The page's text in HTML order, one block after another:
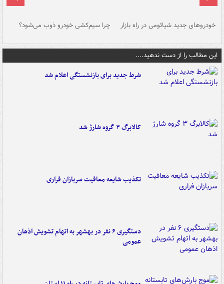
خودروهای جدید شیائومی در راه بازار چرا سیم‌کشی خودرو ذوب می‌شود؟
این مطالب را از دست ندهید....
شرط جدید برای بازنشستگی اعلام شد
کالابرگ ۳ گروه شارژ شد
تکذیب شایعه معافیت سربازان فراری
دستگیری ۶ نفر در بهشهر به اتهام تشویش اذهان
عمومی